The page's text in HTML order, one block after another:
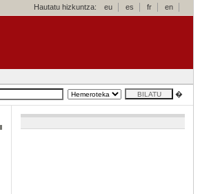
Hautatu hizkuntza: eu es fr en
�